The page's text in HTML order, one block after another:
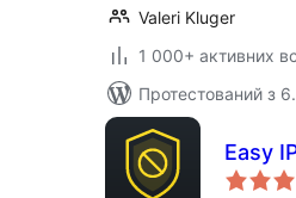
Valeri Kluger
1 000+ активних
Протестований з
Easy